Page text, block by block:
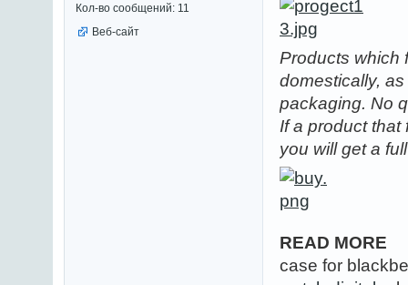
Кол-во сообщений: 11
Веб-сайт
Products which
domestically,
packaging. No
If a product that
you will get a
READ MORE
case for